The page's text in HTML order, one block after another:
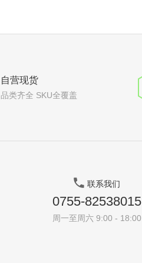
自营现货
品类齐全 SKU全覆盖
联系我们
0755-82538015
周一至周六 9:00 - 18:00